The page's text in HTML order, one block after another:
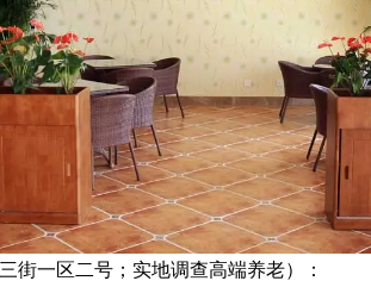
街一区二号；实地调查高端养老）：